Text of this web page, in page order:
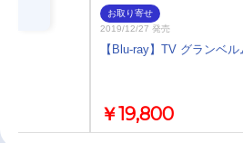
お取り寄せ
2019/12/27 発売
【Blu-ray】TV グランベ
￥19,800